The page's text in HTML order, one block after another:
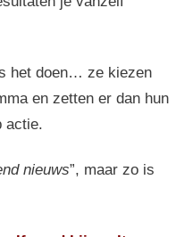
het doen… ze kiezen
en zetten er dan hun
actie.
nieuws”, maar zo is